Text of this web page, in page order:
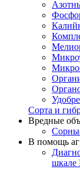
Сорта и
Вредные
В помощь